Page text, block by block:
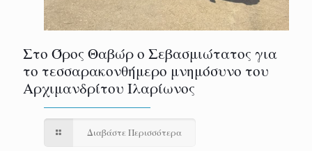
Στο Όρος Θαβώρ ο Σεβασμιώτατος για
το τεσσαρακονθήμερο μνημόσυνο του
Αρχιμανδρίτου Ιλαρίωνος
Διαβάστε Περισσότερα